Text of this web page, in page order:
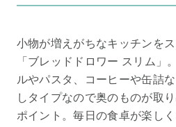
小物が増えがちなキッチンを
「ブレッドドロワー スリム」
ルやパスタ、コーヒーや缶詰
しタイプなので奥のものが取
ポイント。毎日の食卓が楽し